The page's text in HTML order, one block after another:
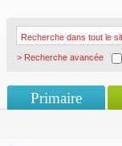
> Recherche avancée
Primaire